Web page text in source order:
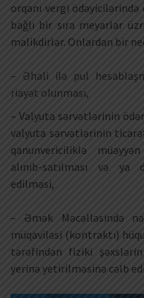
orqanı vergi
bağlı bir sıra meyarlar
malikdirlər. Onlardan bir
– Əhali ilə pul
riayət olunması,
– Valyuta sərvətlərinin
valyuta sərvətlərinin
qanunvericiliklə
alınıb-satılması və ya
edilməsi,
– Əmək Məcəlləsində
müqaviləsi (kontraktı)
tərəfindən fiziki
yerinə yetirilməsinə cəlb